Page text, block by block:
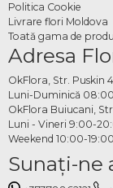
Politica Cookie
Livrare flori Moldova
Toată gama de
Adresa
OkFlora, Str. Puskin
Luni-Duminică
OkFlora Buiucani,
Luni - Vineri 9:00-
Weekend 10:00-19:00
Sunaţi-ne